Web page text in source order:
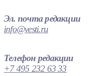
Эл. почта редакции
info@vesti.ru
Телефон редакции
+7 495 232 63 33